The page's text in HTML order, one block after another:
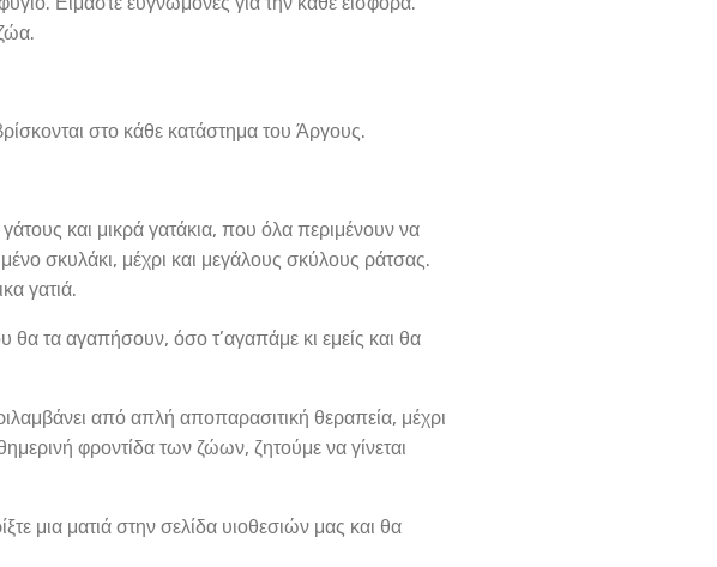
στο κάθε κατάστημα του Άργους.
και μικρά γατάκια, που όλα περιμένουν να
σκυλάκι, μέχρι και μεγάλους σκύλους ράτσας.
γατιά.
τα αγαπήσουν, όσο τ’αγαπάμε κι εμείς και θα
από απλή αποπαρασιτική θεραπεία, μέχρι
φροντίδα των ζώων, ζητούμε να γίνεται
μια ματιά στην σελίδα υιοθεσιών μας και θα